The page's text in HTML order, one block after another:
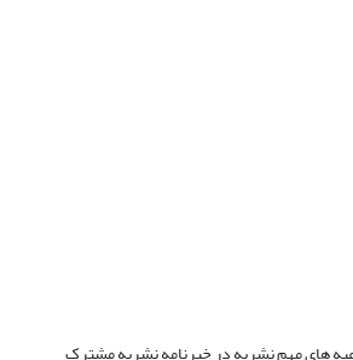
های مهم نشریه در خبرنامه نشریه مشترک